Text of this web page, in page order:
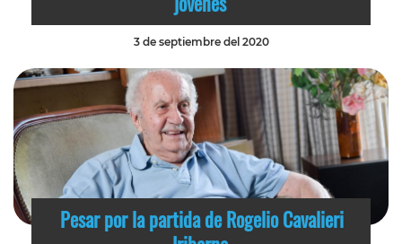
3 de septiembre del 2020
Pesar por la partida de Rogelio Cavalieri